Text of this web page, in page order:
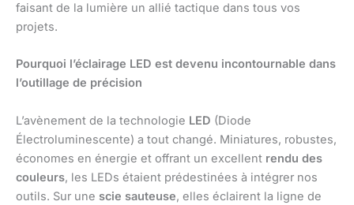
faisant de la lumière un allié tactique dans tous vos
projets.
Pourquoi l’éclairage LED est devenu incontournable dans
l’outillage de précision
L’avènement de la technologie LED (Diode
Électroluminescente) a tout changé. Miniatures, robustes,
économes en énergie et offrant un excellent rendu des
couleurs, les LEDs étaient prédestinées à intégrer nos
outils. Sur une scie sauteuse, elles éclairent la ligne de